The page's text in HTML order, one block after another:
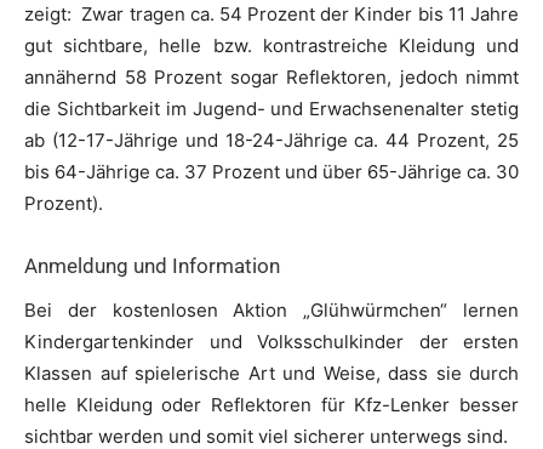
zeigt: Zwar tragen ca. 54 Prozent der Kinder bis 11 Jahre
gut sichtbare, helle bzw. kontrastreiche Kleidung und
annähernd 58 Prozent sogar Reflektoren, jedoch nimmt
die Sichtbarkeit im Jugend- und Erwachsenenalter stetig
ab (12-17-Jährige und 18-24-Jährige ca. 44 Prozent, 25
bis 64-Jährige ca. 37 Prozent und über 65-Jährige ca. 30
Prozent).
Anmeldung und Information
Bei der kostenlosen Aktion „Glühwürmchen“ lernen
Kindergartenkinder und Volksschulkinder der ersten
Klassen auf spielerische Art und Weise, dass sie durch
helle Kleidung oder Reflektoren für Kfz-Lenker besser
sichtbar werden und somit viel sicherer unterwegs sind.